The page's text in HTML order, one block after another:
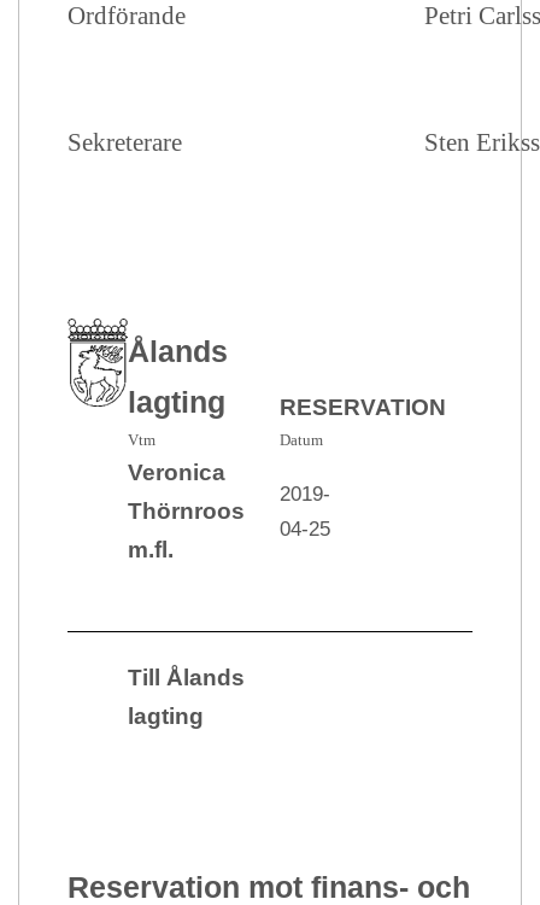
Ordförande Petri
Sekreterare Sten
Ålands
lagting
RESERVATION
Vtm Datum
Veronica
Thörnroos
m.fl.
2019-
04-25
Till Ålands
lagting
Reservation mot finans- och